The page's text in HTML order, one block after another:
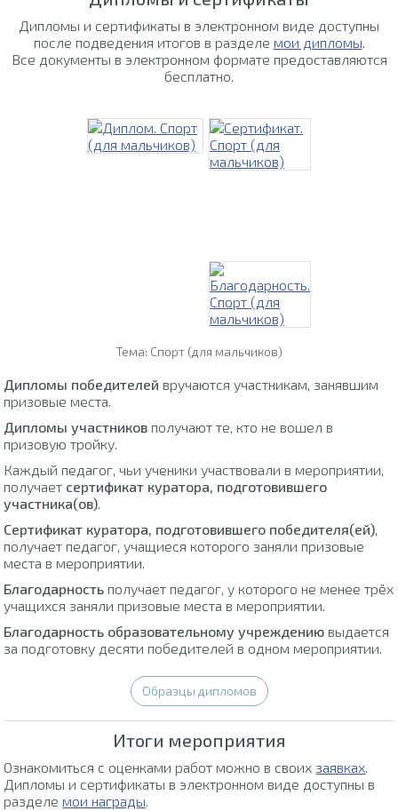
Дипломы и сертификаты в электронном виде доступны
после подведения итогов в разделе мои дипломы.
Все документы в электронном формате предоставляются
бесплатно.
Тема: Спорт (для мальчиков)
Дипломы победителей вручаются участникам, занявшим
призовые места.
Дипломы участников получают те, кто не вошел в
призовую тройку.
Каждый педагог, чьи ученики участвовали в мероприятии,
получает сертификат куратора, подготовившего
участника(ов).
Сертификат куратора, подготовившего победителя(ей),
получает педагог, учащиеся которого заняли призовые
места в мероприятии.
Благодарность получает педагог, у которого не менее трёх
учащихся заняли призовые места в мероприятии.
Благодарность образовательному учреждению выдается
за подготовку десяти победителей в одном мероприятии.
Образцы дипломов
Итоги мероприятия
Ознакомиться с оценками работ можно в своих заявках.
Дипломы и сертификаты в электронном виде доступны в
разделемои награды.